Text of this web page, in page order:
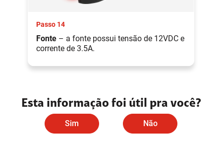
Passo 14
Fonte – a fonte possui tensão de 12VDC e
corrente de 3.5A.
Esta informação foi útil pra você?
Sim Não